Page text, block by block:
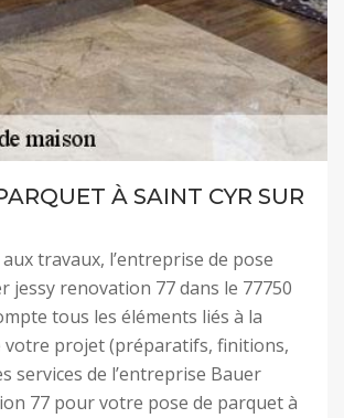
À SAINT CYR SUR
travaux, l’entreprise de pose
jessy renovation 77 dans le 77750
tous les éléments liés à la
votre projet (préparatifs, finitions,
services de l’entreprise Bauer
77 pour votre pose de parquet à